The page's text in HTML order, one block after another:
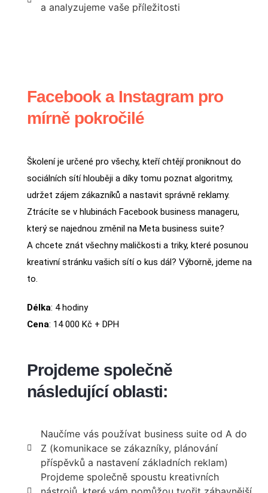
a analyzujeme vaše příležitosti
Facebook a Instagram pro
mírně pokročilé
Školení je určené pro všechy, kteří chtějí proniknout do
sociálních sítí hlouběji a díky tomu poznat algoritmy,
udržet zájem zákazníků a nastavit správně reklamy.
Ztrácíte se v hlubinách Facebook business manageru,
který se najednou změnil na Meta business suite?
A chcete znát všechny maličkosti a triky, které posunou
kreativní stránku vašich sítí o kus dál? Výborně, jdeme na
to.
Délka: 4 hodiny
Cena: 14 000 Kč + DPH
Projdeme společně
následující oblasti:
Naučíme vás používat business suite od A do
Z (komunikace se zákazníky, plánování
příspěvků a nastavení základních reklam)
Projdeme společně spoustu kreativních